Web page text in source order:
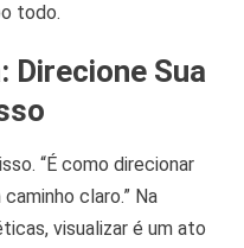
todo.
Direcione Sua
“É como direcionar
claro.” Na
visualizar é um ato